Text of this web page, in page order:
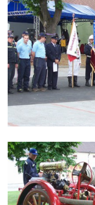
VOLBY
VIDEA
OBČASNÍK
© 2026 eStránky.cz